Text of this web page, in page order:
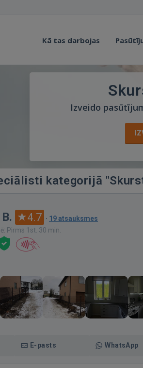
Kā tas darbojas
Izveido
kategorijā
4.7 · 19 atsauksmes
Pirms 1st. 30 min.
E-pasts WhatsApp